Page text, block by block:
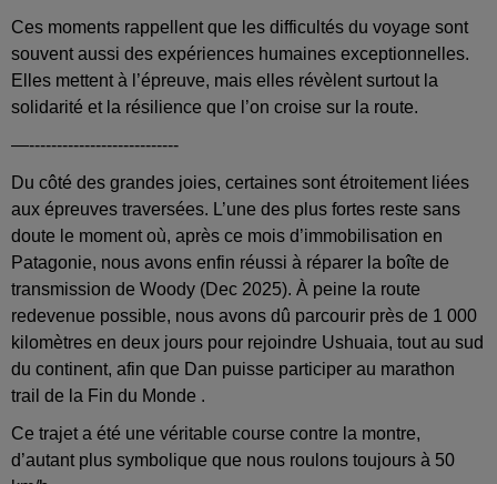
Ces moments rappellent que les difficultés du voyage sont
souvent aussi des expériences humaines exceptionnelles.
Elles mettent à l’épreuve, mais elles révèlent surtout la
solidarité et la résilience que l’on croise sur la route.
—---------------------------
Du côté des grandes joies, certaines sont étroitement liées
aux épreuves traversées. L’une des plus fortes reste sans
doute le moment où, après ce mois d’immobilisation en
Patagonie, nous avons enfin réussi à réparer la boîte de
transmission de Woody (Dec 2025). À peine la route
redevenue possible, nous avons dû parcourir près de 1 000
kilomètres en deux jours pour rejoindre Ushuaia, tout au sud
du continent, afin que Dan puisse participer au marathon
trail de la Fin du Monde .
Ce trajet a été une véritable course contre la montre,
d’autant plus symbolique que nous roulons toujours à 50